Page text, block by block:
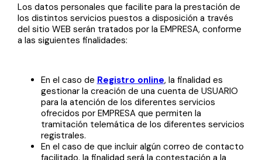
Los datos personales que facilite para la prestación de
los distintos servicios puestos a disposición a través
del sitio WEB serán tratados por la EMPRESA, conforme
a las siguientes finalidades:
En el caso de Registro online, la finalidad es
gestionar la creación de una cuenta de USUARIO
para la atención de los diferentes servicios
ofrecidos por EMPRESA que permiten la
tramitación telemática de los diferentes servicios
registrales.
En el caso de que incluir algún correo de contacto
facilitado, la finalidad será la contestación a la